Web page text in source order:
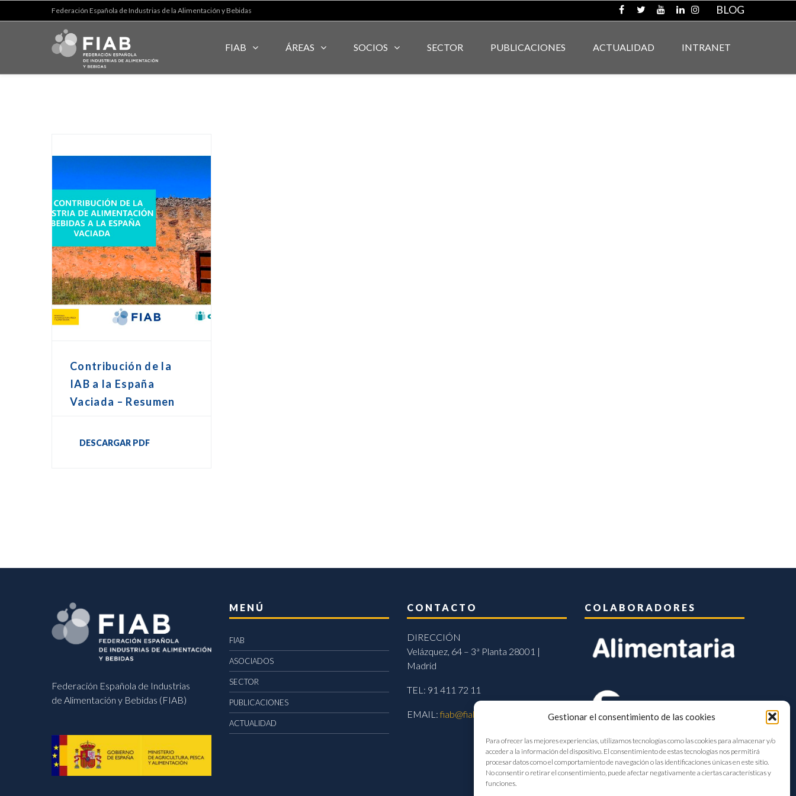
Gestionar el consentimiento de las cookies
Para ofrecer las mejores experiencias, utilizamos tecnologías como las cookies para almacenar y/o
acceder a la información del dispositivo. El consentimiento de estas tecnologías nos permitirá
procesar datos como el comportamiento de navegación o las identificaciones únicas en este sitio.
No consentir o retirar el consentimiento, puede afectar negativamente a ciertas características y
funciones.
Federación Española de Industrias de la Alimentación y Bebidas BLOG
FIAB ÁREAS SOCIOS SECTOR PUBLICACIONES ACTUALIDAD INTRANET
Contribución de la
IAB a la España
Vaciada – Resumen
DESCARGAR PDF
Federación Española de Industrias
de Alimentación y Bebidas (FIAB)
MENÚ
FIAB
ASOCIADOS
SECTOR
PUBLICACIONES
ACTUALIDAD
CONTACTO
DIRECCIÓN
Velázquez, 64 – 3ª Planta 28001 |
Madrid
TEL: 91 411 72 11
EMAIL:fiab@fiab.es
COLABORADORES